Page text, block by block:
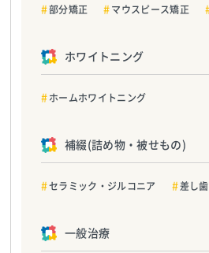
部分矯正 マウスピース矯正
ホワイトニング
ホームホワイトニング
補綴(詰め物・被せもの)
セラミック・ジルコニア 差し歯
一般治療